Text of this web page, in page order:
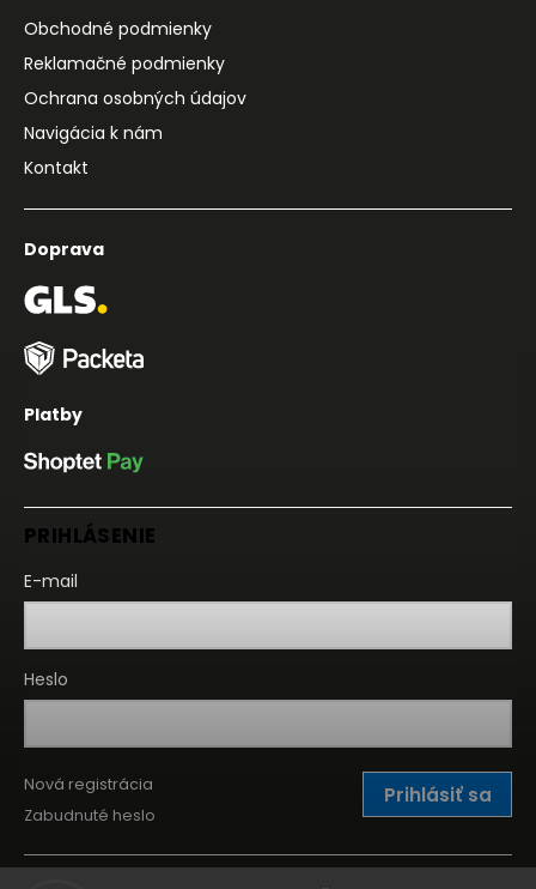
Obchodné podmienky
Reklamačné podmienky
Ochrana osobných údajov
Navigácia k nám
Kontakt
Doprava
Platby
PRIHLÁSENIE
E-mail
Heslo
Prihlásiť sa
Nová registrácia
Zabudnuté heslo